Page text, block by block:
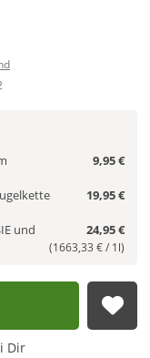
9,95 €
19,95 €
und
24,95 €
(1663,33 € / 1l)
Dir